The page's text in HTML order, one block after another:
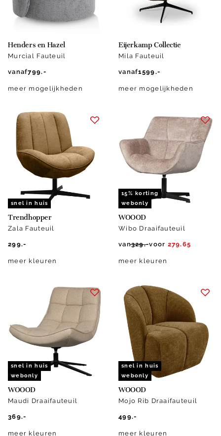
Henders en Hazel
Murcial Fauteuil
vanaf799.-
meer mogelijkheden
Eijerkamp Collectie
Mila Fauteuil
vanaf1599.-
meer mogelijkheden
snel in huis
Trendhopper
Zala Fauteuil
299.-
meer kleuren
15% korting
webonly
WOOOD
Wibo Draaifauteuil
van329.-voor 279.65
meer kleuren
snel in huis
webonly
WOOOD
Maudi Draaifauteuil
369.-
meer kleuren
snel in huis
webonly
WOOOD
Mojo Rib Draaifauteuil
499.-
meer kleuren